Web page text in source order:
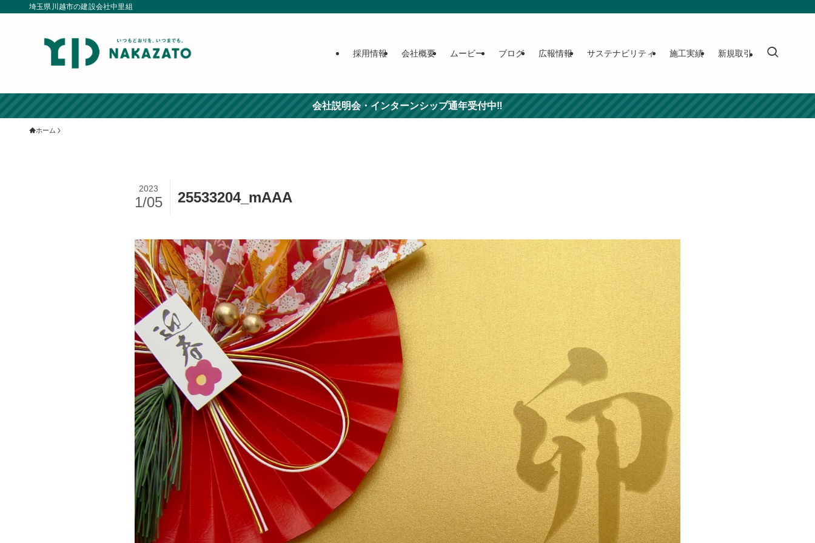
埼玉県川越市の建設会社中里組
採用情報 会社概要 ムービー ブログ 広報情報 サステナビリティ 施工実績 新規取引
会社説明会・インターンシップ通年受付中‼
ホーム
25533204_mAAA
2023
1/05